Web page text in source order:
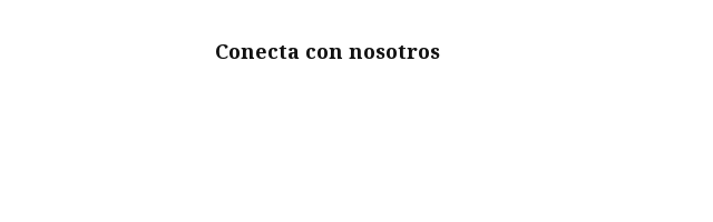
Conecta con nosotros